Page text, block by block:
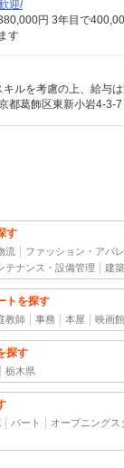
迎/
す
葛飾区東新小岩4-3-7
す
流 ファッション・アパ
テナンス・設備管理 建
トを探す
教師 事務 本屋 映画館
探す
栃木県
パート オープニングス